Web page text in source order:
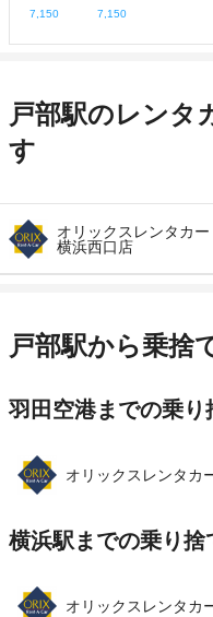
7,150 7,150
戸部駅のレンタ
す
オリックスレンタカー
横浜西口店
アクセス 横浜駅よ
店舗詳細 店舗詳細ペ
戸部駅から乗捨
羽田空港までの乗り
オリックスレンタカ
横浜駅までの乗り捨
オリックスレンタカ